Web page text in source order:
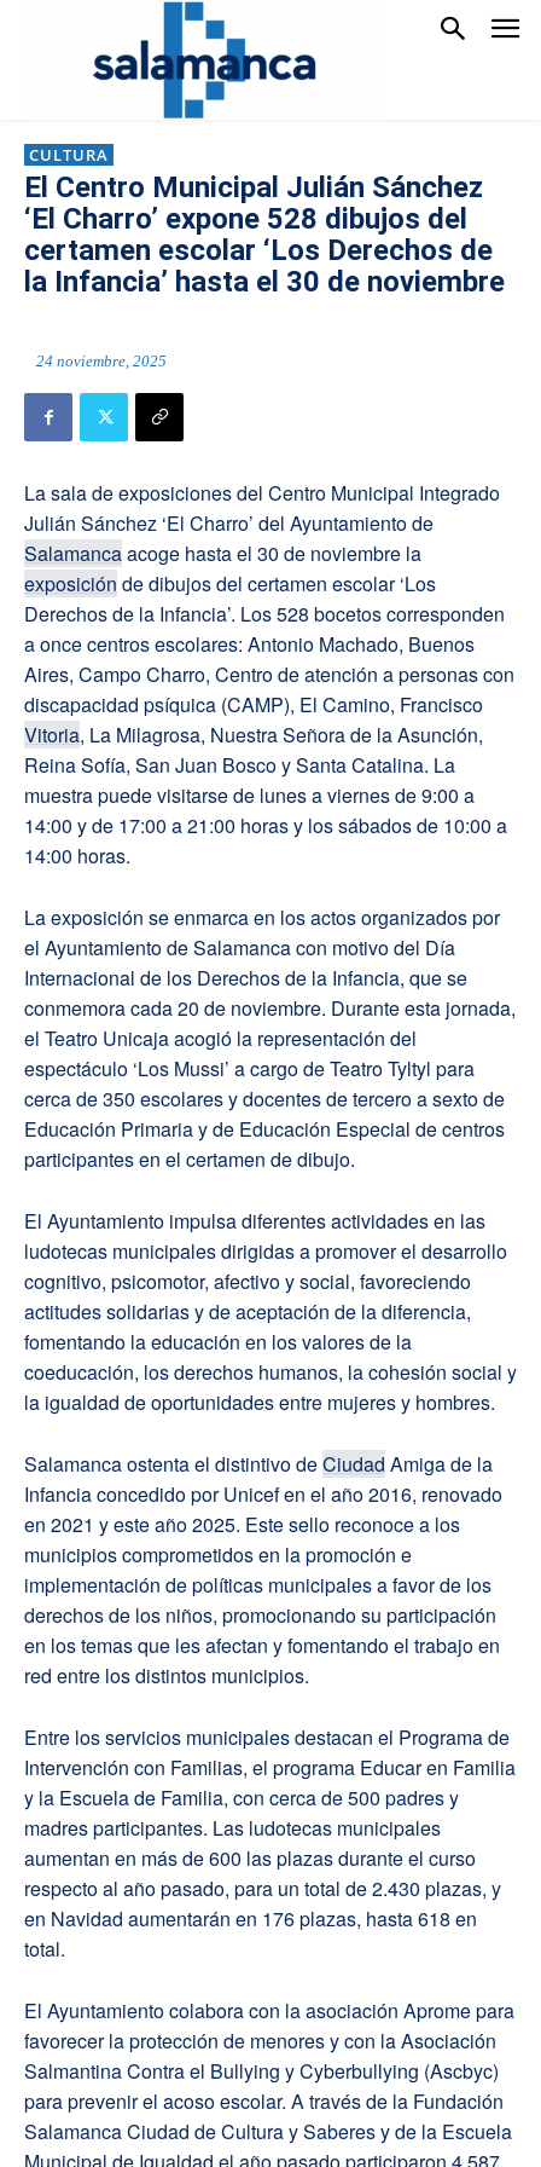
CULTURA
El Centro Municipal Julián Sánchez
‘El Charro’ expone 528 dibujos del
certamen escolar ‘Los Derechos de
la Infancia’ hasta el 30 de noviembre
24 noviembre, 2025
La sala de exposiciones del Centro Municipal Integrado
Julián Sánchez ‘El Charro’ del Ayuntamiento de
Salamancaacoge hasta el 30 de noviembre la
exposición de dibujos del certamen escolar ‘Los
Derechos de la Infancia’. Los 528 bocetos corresponden
a once centros escolares: Antonio Machado, Buenos
Aires, Campo Charro, Centro de atención a personas con
discapacidad psíquica (CAMP), El Camino, Francisco
Vitoria, La Milagrosa, Nuestra Señora de la Asunción,
Reina Sofía, San Juan Bosco y Santa Catalina. La
muestra puede visitarse de lunes a viernes de 9:00 a
14:00 y de 17:00 a 21:00 horas y los sábados de 10:00 a
14:00 horas.
La exposición se enmarca en los actos organizados por
el Ayuntamiento de Salamanca con motivo del Día
Internacional de los Derechos de la Infancia, que se
conmemora cada 20 de noviembre. Durante esta jornada,
el Teatro Unicaja acogió la representación del
espectáculo ‘Los Mussi’ a cargo de Teatro Tyltyl para
cerca de 350 escolares y docentes de tercero a sexto de
Educación Primaria y de Educación Especial de centros
participantes en el certamen de dibujo.
El Ayuntamiento impulsa diferentes actividades en las
ludotecas municipales dirigidas a promover el desarrollo
cognitivo, psicomotor, afectivo y social, favoreciendo
actitudes solidarias y de aceptación de la diferencia,
fomentando la educación en los valores de la
coeducación, los derechos humanos, la cohesión social y
la igualdad de oportunidades entre mujeres y hombres.
Salamanca ostenta el distintivo deCiudad Amiga de la
Infancia concedido por Unicef en el año 2016, renovado
en 2021 y este año 2025. Este sello reconoce a los
municipios comprometidos en la promoción e
implementación de políticas municipales a favor de los
derechos de los niños, promocionando su participación
en los temas que les afectan y fomentando el trabajo en
red entre los distintos municipios.
Entre los servicios municipales destacan el Programa de
Intervención con Familias, el programa Educar en Familia
y la Escuela de Familia, con cerca de 500 padres y
madres participantes. Las ludotecas municipales
aumentan en más de 600 las plazas durante el curso
respecto al año pasado, para un total de 2.430 plazas, y
en Navidad aumentarán en 176 plazas, hasta 618 en
total.
El Ayuntamiento colabora con la asociación Aprome para
favorecer la protección de menores y con la Asociación
Salmantina Contra el Bullying y Cyberbullying (Ascbyc)
para prevenir el acoso escolar. A través de la Fundación
Salamanca Ciudad de Cultura y Saberes y de la Escuela